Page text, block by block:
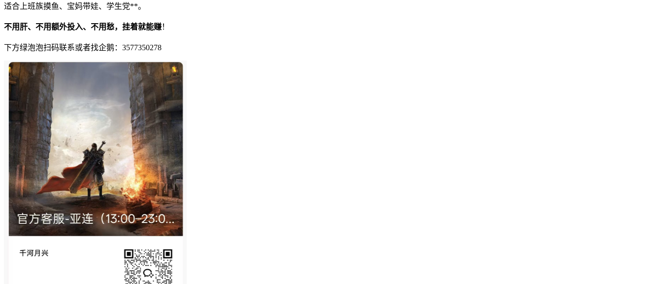
适合上班族摸鱼、宝妈带娃、学生党**。
不用肝、不用额外投入、不用愁，挂着就能赚！
下方绿泡泡扫码联系或者找企鹅：3577350278